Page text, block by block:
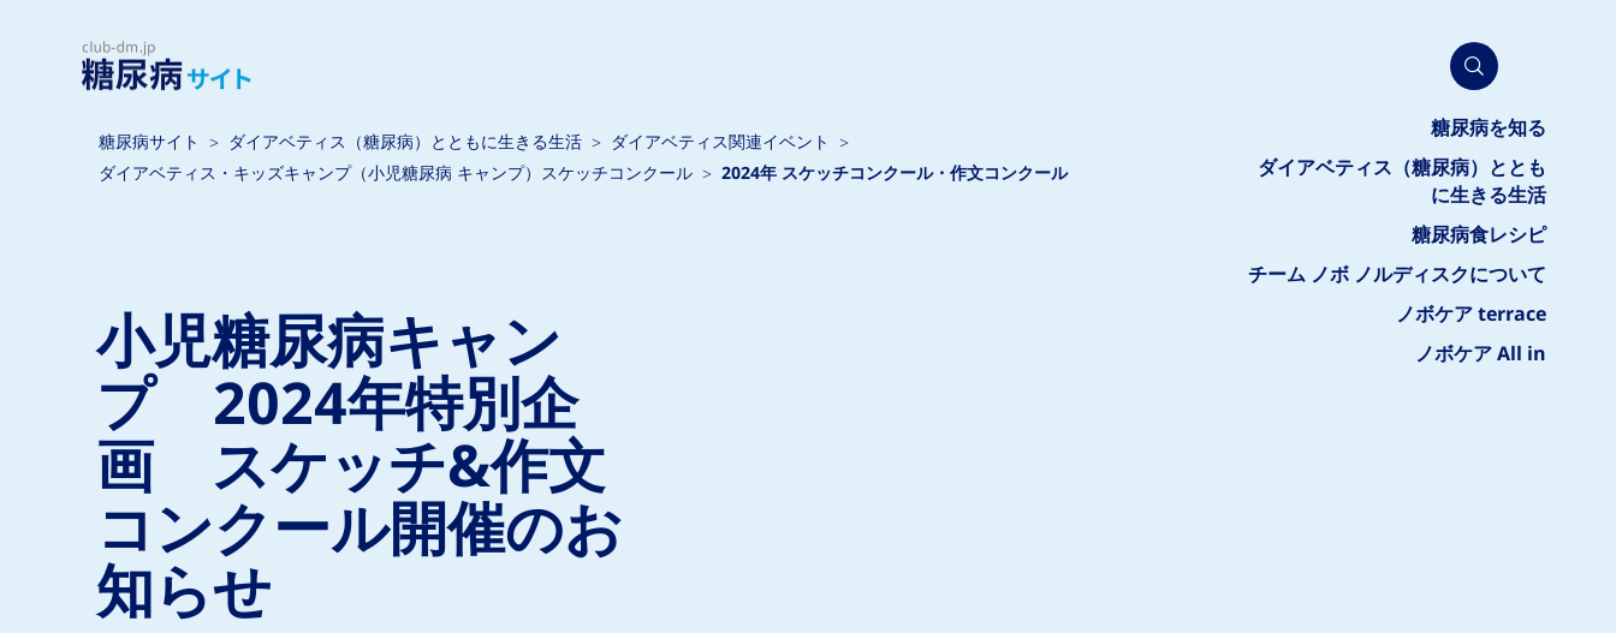
糖尿病を知る
ダイアベティス（糖尿病）ととも
に生きる生活
糖尿病食レシピ
チーム ノボ ノルディスクについて
ノボケア terrace
ノボケア All in
糖尿病サイト ダイアベティス（糖尿病）とともに生きる生活
ダイアベティス関連イベント
ダイアベティス・キッズキャンプ（小児糖尿病 キャンプ）スケッチコンクール
2024年 スケッチコンクール・作文コンクール
小児糖尿病キャン
プ 2024年特別企
画 スケッチ&作文
コンクール開催のお
知らせ